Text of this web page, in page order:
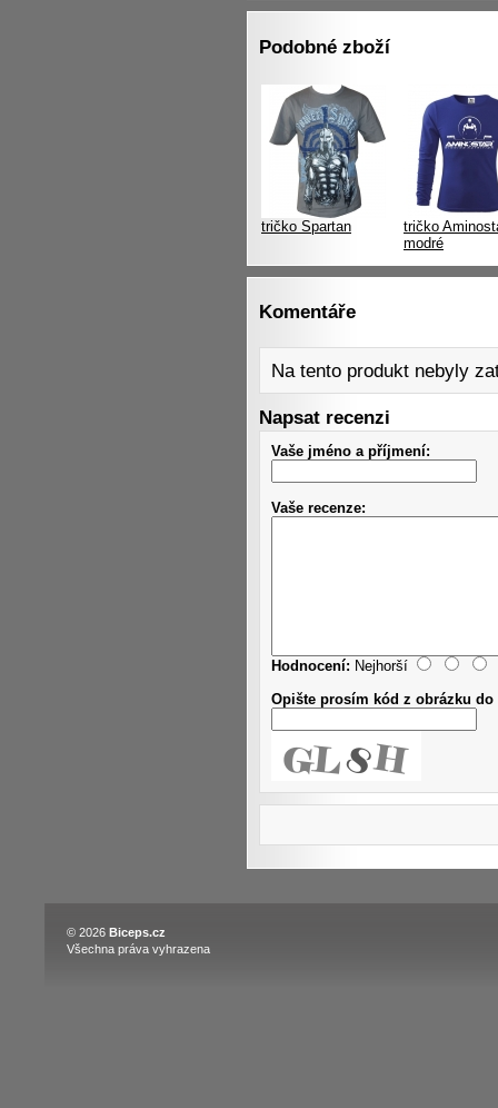
Podobné zboží
tričko Spartan
tričko
modré
Komentáře
Na tento produkt nebyly
Napsat recenzi
Vaše jméno a příjmení:
Vaše recenze:
Hodnocení: Nejhorší
Opište prosím kód z obrázku do
© 2026 Biceps.cz
Všechna práva vyhrazena